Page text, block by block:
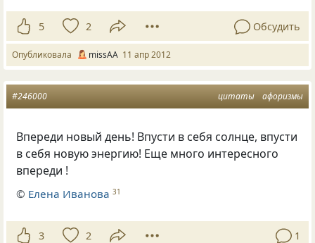
5 2 Обсудить
Опубликовала missAA 11 апр 2012
цитаты афоризмы
#246000
Впереди новый день! Впусти в себя солнце, впусти
в себя новую энергию! Еще много интересного
впереди !
© Елена Иванова 31
3 2 1